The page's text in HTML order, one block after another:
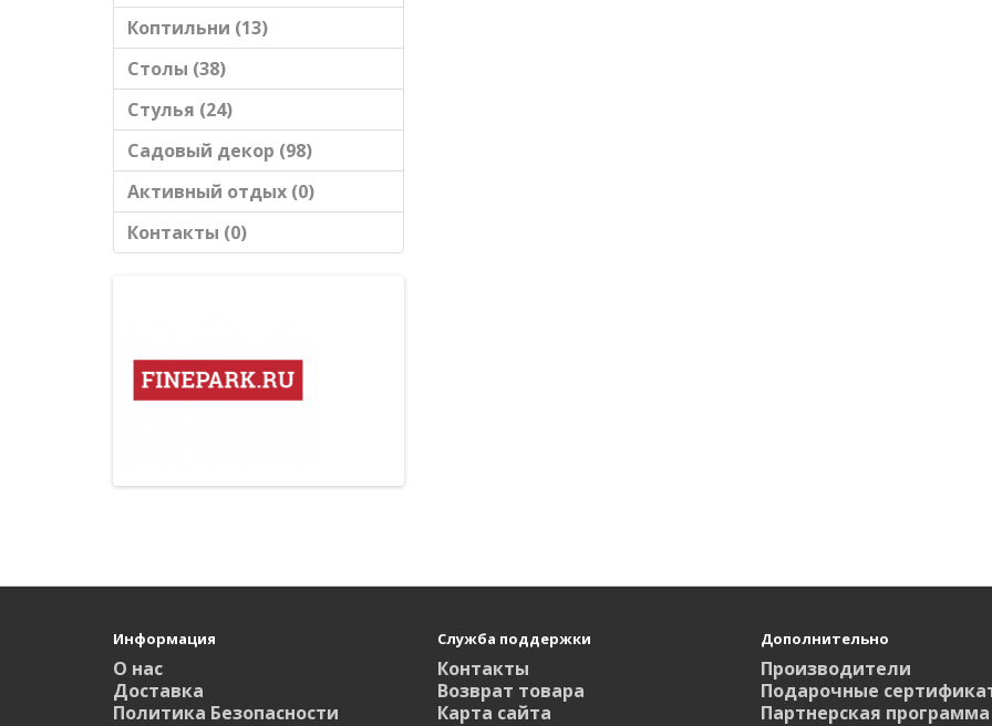
Коптильни (13)
Столы (38)
Стулья (24)
Садовый декор (98)
Активный отдых (0)
Контакты (0)
Информация
О нас
Доставка
Политика Безопасности
Служба поддержки
Контакты
Возврат товара
Карта сайта
Дополнительно
Производители
Подарочные
Партнерская программа